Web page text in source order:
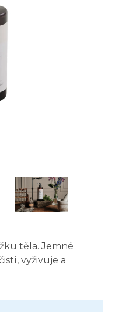
těla. Jemné
vyživuje a